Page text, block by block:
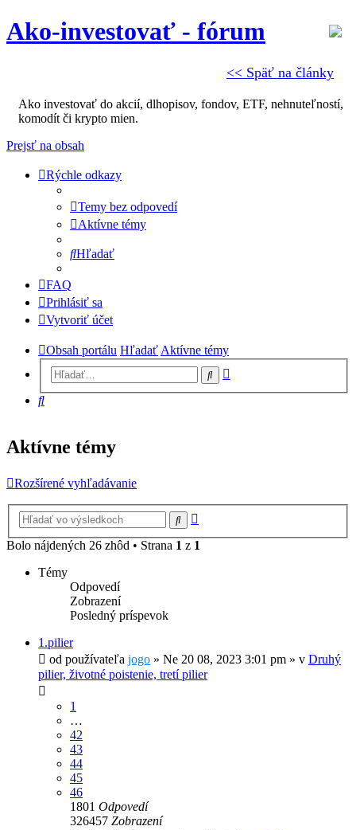
<< Späť na články
Ako-investovať - fórum
Ako investovať do akcií, dlhopisov, fondov, ETF, nehnuteľností,
komodít či krypto mien.
Prejsť na obsah
Rýchle odkazy
Temy bez odpovedí
Aktívne témy
Hľadať
FAQ
Prihlásiť sa
Vytvoriť účet
Obsah portálu HľadaťAktívne témy
Hľadať
Hľadať
Aktívne témy
Rozšírené vyhľadávanie
Hľadať
Bolo nájdených 26 zhôd • Strana 1 z 1
Témy
Odpovedí
Zobrazení
Posledný príspevok
1.pilier
od používateľa jogo » Ne 20 08, 2023 3:01 pm » v Druhý
pilier, životné poistenie, tretí pilier
1
…
42
43
44
45
46
1801 Odpovedí
326457 Zobrazení